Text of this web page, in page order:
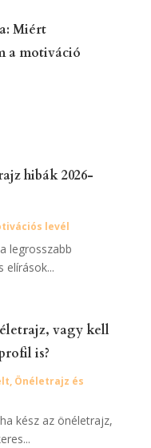
Miért
a motiváció
hibák 2026-
levél
legrosszabb
elírások...
vagy kell
is?
, Önéletrajz és
kész az önéletrajz,